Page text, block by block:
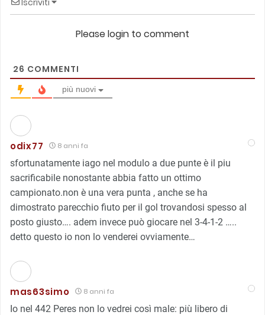
Please login to comment
26 COMMENTI
più nuovi
odix77 8 anni fa
sfortunatamente iago nel modulo a due punte è il piu
sacrificabile nonostante abbia fatto un ottimo
campionato.non è una vera punta , anche se ha
dimostrato parecchio fiuto per il gol trovandosi spesso al
posto giusto…. adem invece può giocare nel 3-4-1-2 …..
detto questo io non lo venderei ovviamente…
mas63simo 8 anni fa
Io nel 442 Peres non lo vedrei così male: più libero di